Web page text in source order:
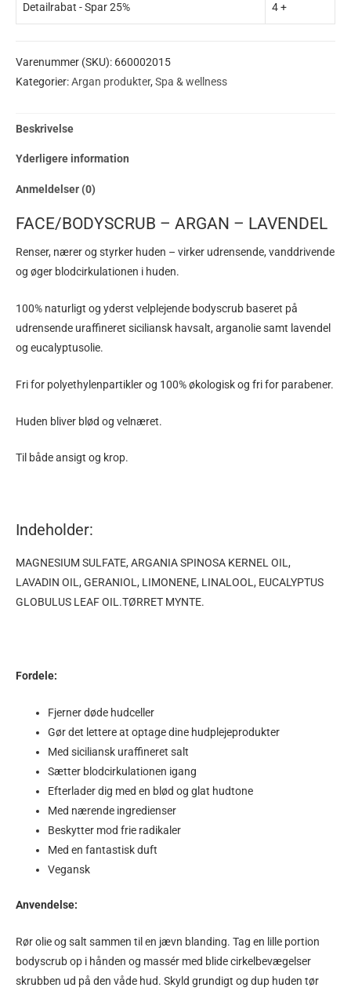
Detailrabat - Spar 25% 4 +
Varenummer (SKU): 660002015
Kategorier:Argan produkter, Spa & wellness
Beskrivelse
Yderligere information
Anmeldelser (0)
FACE/BODYSCRUB – ARGAN – LAVENDEL
Renser, nærer og styrker huden – virker udrensende, vanddrivende
og øger blodcirkulationen i huden.
100% naturligt og yderst velplejende bodyscrub baseret på
udrensende uraffineret siciliansk havsalt, arganolie samt lavendel
og eucalyptusolie.
Fri for polyethylenpartikler og 100% økologisk og fri for parabener.
Huden bliver blød og velnæret.
Til både ansigt og krop.
Indeholder:
MAGNESIUM SULFATE, ARGANIA SPINOSA KERNEL OIL,
LAVADIN OIL, GERANIOL, LIMONENE, LINALOOL, EUCALYPTUS
GLOBULUS LEAF OIL.TØRRET MYNTE.
Fordele:
Fjerner døde hudceller
Gør det lettere at optage dine hudplejeprodukter
Med siciliansk uraffineret salt
Sætter blodcirkulationen igang
Efterlader dig med en blød og glat hudtone
Med nærende ingredienser
Beskytter mod frie radikaler
Med en fantastisk duft
Vegansk
Anvendelse:
Rør olie og salt sammen til en jævn blanding. Tag en lille portion
bodyscrub op i hånden og massér med blide cirkelbevægelser
skrubben ud på den våde hud. Skyld grundigt og dup huden tør